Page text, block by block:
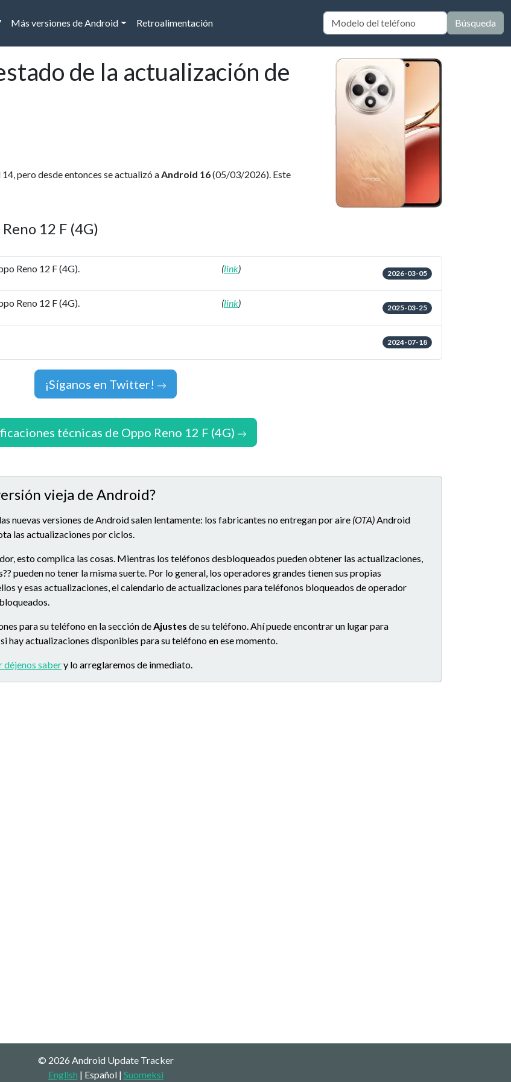
Más versiones de Android Retroalimentación Búsqueda
de la actualización de
pero desde entonces se actualizó aAndroid 16(05/03/2026). Este
12 F (4G)
Reno 12 F (4G). (link) 2026-03-05
Reno 12 F (4G). (link) 2025-03-25
2024-07-18
¡Síganos en Twitter!
técnicas de Oppo Reno 12 F (4G)
vieja de Android?
nuevas versiones de Android salen lentamente: los fabricantes no entregan por aire (OTA)Android
las actualizaciones por ciclos.
esto complica las cosas. Mientras los teléfonos desbloqueados pueden obtener las actualizaciones,
pueden no tener la misma suerte. Por lo general, los operadores grandes tienen sus propias
y esas actualizaciones, el calendario de actualizaciones para teléfonos bloqueados de operador
para su teléfono en la sección deAjustes de su teléfono. Ahí puede encontrar un lugar para
hay actualizaciones disponibles para su teléfono en ese momento.
déjenos sabery lo arreglaremos de inmediato.
© 2026 Android Update Tracker
English | Español | Suomeksi